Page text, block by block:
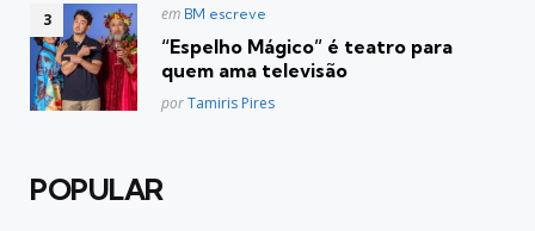
Postado
em BM escreve
“Espelho Mágico” é teatro para
quem ama televisão
Posted
porTamiris Pires
POPULAR